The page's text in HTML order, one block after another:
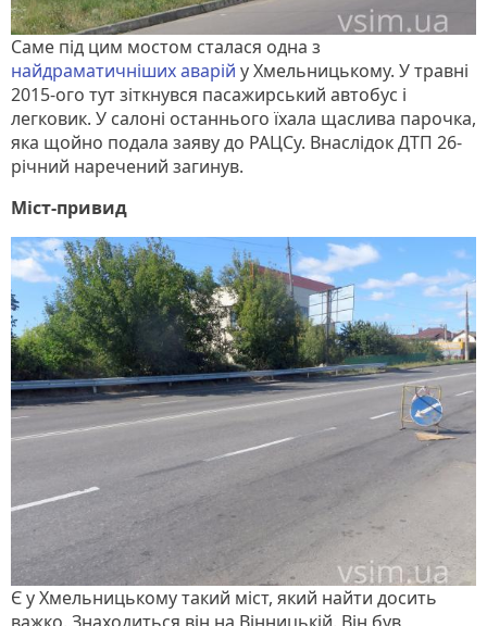
Саме під цим мостом сталася одна з
найдраматичніших аварій у Хмельницькому. У травні
2015-ого тут зіткнувся пасажирський автобус і
легковик. У салоні останнього їхала щаслива парочка,
яка щойно подала заяву до РАЦСу. Внаслідок ДТП 26-
річний наречений загинув.
Міст-привид
Є у Хмельницькому такий міст, який найти досить